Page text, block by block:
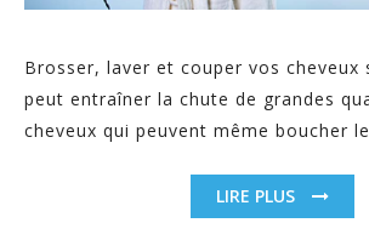
Brosser, laver et couper vos cheveux
peut entraîner la chute de grandes
cheveux qui peuvent même boucher
LIRE PLUS